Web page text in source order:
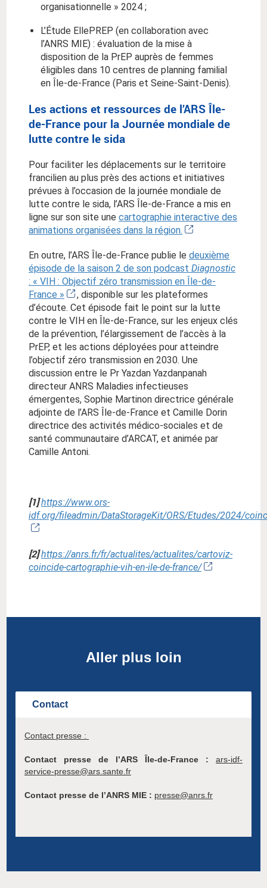
organisationnelle » 2024 ;
L’Étude EllePREP (en collaboration avec
l’ANRS MIE) : évaluation de la mise à
disposition de la PrEP auprès de femmes
éligibles dans 10 centres de planning familial
en Île-de-France (Paris et Seine-Saint-Denis).
Les actions et ressources de l’ARS Île-
de-France pour la Journée mondiale de
lutte contre le sida
Pour faciliter les déplacements sur le territoire
francilien au plus près des actions et initiatives
prévues à l’occasion de la journée mondiale de
lutte contre le sida, l’ARS Île-de-France a mis en
ligne sur son site une cartographie interactive des
animations organisées dans la région.
En outre, l’ARS Île-de-France publie le deuxième
épisode de la saison 2 de son podcast Diagnostic
: « VIH : Objectif zéro transmission en Île-de-
France »
, disponible sur les plateformes
d’écoute. Cet épisode fait le point sur la lutte
contre le VIH en Île-de-France, sur les enjeux clés
de la prévention, l’élargissement de l’accès à la
PrEP, et les actions déployées pour atteindre
l’objectif zéro transmission en 2030. Une
discussion entre le Pr Yazdan Yazdanpanah
directeur ANRS Maladies infectieuses
émergentes, Sophie Martinon directrice générale
adjointe de l’ARS Île-de-France et Camille Dorin
directrice des activités médico-sociales et de
santé communautaire d’ARCAT, et animée par
Camille Antoni.
[1] https://www.ors-
idf.org/fileadmin/DataStorageKit/ORS/Etudes/2024/
[2]https://anrs.fr/fr/actualites/actualites/cartoviz-
coincide-cartographie-vih-en-ile-de-france/
Aller plus loin
Contact
Contact presse :
Contact presse de l’ARS Île-de-France : ars-idf-
service-presse@ars.sante.fr
Contact presse de l’ANRS MIE : presse@anrs.fr